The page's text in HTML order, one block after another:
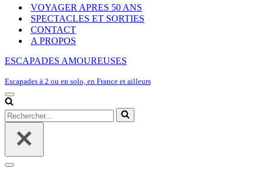
VOYAGER APRES 50 ANS
SPECTACLES ET SORTIES
CONTACT
A PROPOS
ESCAPADES AMOUREUSES
Escapades à 2 ou en solo, en France et ailleurs
Menu
de
navigation
Rechercher...
Menu